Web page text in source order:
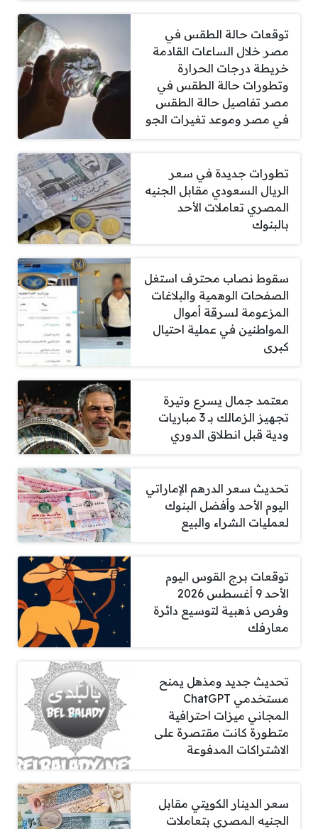
توقعات حالة الطقس في
مصر خلال الساعات القادمة
خريطة درجات الحرارة
وتطورات حالة الطقس في
مصر تفاصيل حالة الطقس
في مصر وموعد تغيرات الجو
تطورات جديدة في سعر
الريال السعودي مقابل الجنيه
المصري تعاملات الأحد
بالبنوك
سقوط نصاب محترف استغل
الصفحات الوهمية والبلاغات
المزعومة لسرقة أموال
المواطنين في عملية احتيال
كبرى
معتمد جمال يسرع وتيرة
تجهيز الزمالك بـ 3 مباريات
ودية قبل انطلاق الدوري
تحديث سعر الدرهم الإماراتي
اليوم الأحد وأفضل البنوك
لعمليات الشراء والبيع
توقعات برج القوس اليوم
الأحد 9 أغسطس 2026
وفرص ذهبية لتوسيع دائرة
معارفك
تحديث جديد ومذهل يمنح
مستخدمي ChatGPT
المجاني ميزات احترافية
متطورة كانت مقتصرة على
الاشتراكات المدفوعة
سعر الدينار الكويتي مقابل
الجنيه المصري بتعاملات